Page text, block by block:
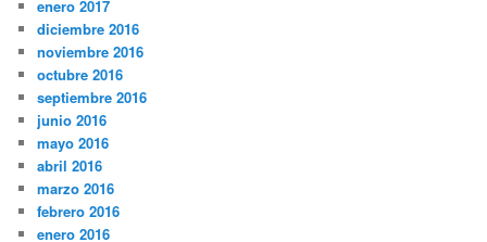
enero 2017
diciembre 2016
noviembre 2016
octubre 2016
septiembre 2016
junio 2016
mayo 2016
abril 2016
marzo 2016
febrero 2016
enero 2016